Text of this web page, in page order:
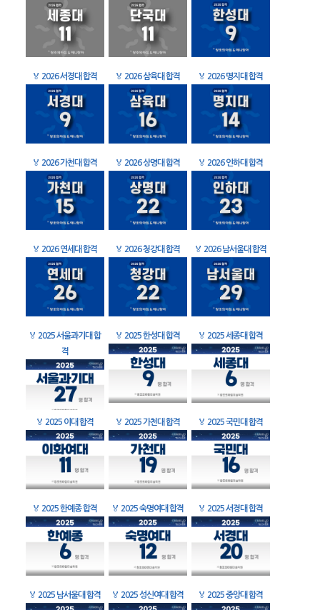
🏅 2026 서경대 합격 🏅 2026 삼육대 합격 🏅 2026 명지대 합격
🏅 2026 가천대 합격 🏅 2026 상명대 합격 🏅 2026 인하대 합격
🏅 2026 연세대 합격 🏅 2026 청강대 합격 🏅 2026 남서울대 합격
🏅 2025 서울과기대 합
격
🏅 2025 한성대 합격 🏅 2025 세종대 합격
🏅 2025 이대 합격 🏅 2025 가천대 합격 🏅 2025 국민대 합격
🏅 2025 한예종 합격 🏅 2025 숙명여대 합격 🏅 2025 서경대 합격
🏅 2025 남서울대 합격 🏅 2025 성신여대 합격 🏅 2025 중앙대 합격